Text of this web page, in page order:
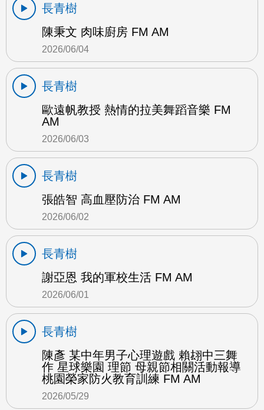
長青樹
陳秉文 肉味廚房 FM AM
2026/06/04
長青樹
歐遠帆教授 熱情的拉美舞蹈音樂 FM
AM
2026/06/03
長青樹
張皓智 高血壓防治 FM AM
2026/06/02
長青樹
謝亞恩 我的軍校生活 FM AM
2026/06/01
長青樹
陳彥 某中年男子心理遊戲 賴翃中三舞
作 星球樂園 理節 母親節相關活動報導
桃園榮家防火教育訓練 FM AM
2026/05/29